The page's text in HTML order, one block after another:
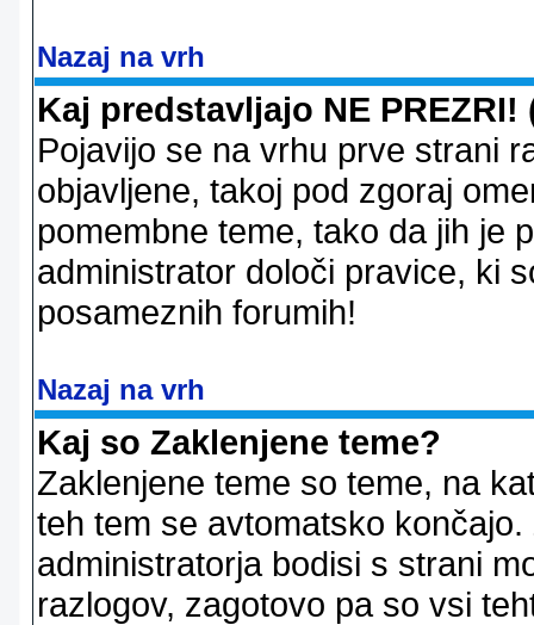
Nazaj na vrh
Kaj predstavljajo NE
Pojavijo se na vrhu prve strani
objavljene, takoj pod zgoraj
pomembne teme, tako da jih je
administrator določi pravice, ki
posameznih forumih!
Nazaj na vrh
Kaj so Zaklenjene teme?
Zaklenjene teme so teme, na
teh tem se avtomatsko
administratorja bodisi s strani
razlogov, zagotovo pa so vsi